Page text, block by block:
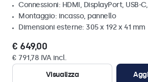
Connessioni: HDMI, DisplayPort, USB-
Montaggio: incasso, pannello
Dimensioni esterne: 305 x 192 x 41 mm
€ 649,00
€ 791,78 IVA incl.
Visualizza